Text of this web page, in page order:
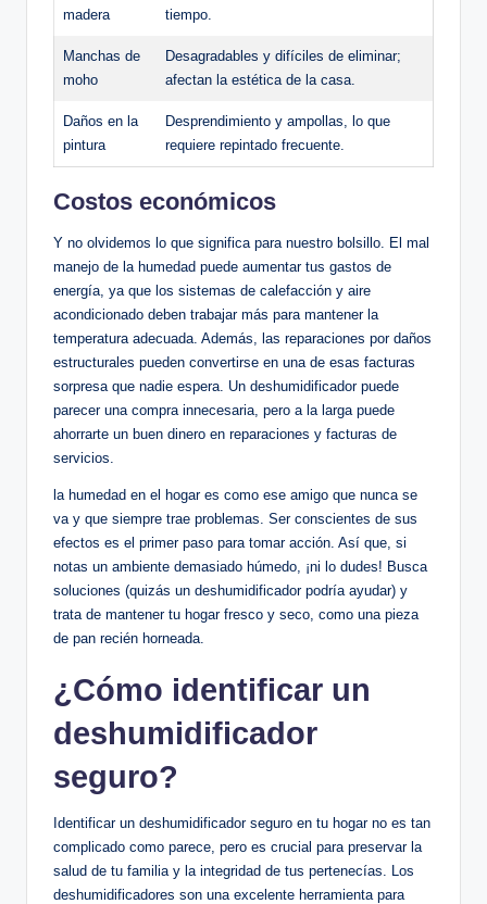
madera tiempo.
Manchas de
moho
Desagradables y difíciles de eliminar;
afectan ⁢la estética de la casa.
Daños en la
pintura
Desprendimiento ‍y ampollas, lo que
requiere⁤ repintado frecuente.
Costos económicos
Y no olvidemos lo ​que significa para nuestro bolsillo. El mal
manejo de la humedad ⁣puede aumentar tus gastos⁣ de
‌energía, ya que los sistemas de ​calefacción y aire
acondicionado‌ deben trabajar más para mantener la
temperatura adecuada. Además, ‍las reparaciones por ⁢daños
estructurales pueden convertirse en una de ⁢esas facturas⁢
sorpresa que nadie espera. Un deshumidificador puede
parecer​ una compra⁣ innecesaria, pero a ⁤la larga puede
ahorrarte un buen dinero en ⁢reparaciones y facturas de
servicios.
la⁢ humedad en el ⁣hogar es‍ como ese amigo que nunca ⁢se
va y que siempre trae problemas. Ser conscientes de sus
efectos es el primer paso para tomar acción. Así que, si
notas un ambiente demasiado húmedo, ¡ni ​lo ‌dudes! Busca
soluciones (quizás un deshumidificador podría ​ayudar) y
trata⁢ de mantener ⁣tu hogar fresco y seco, como una pieza
de pan recién horneada.
¿Cómo identificar‌ un
deshumidificador
seguro?
Identificar un ‌deshumidificador seguro en tu hogar no es tan
complicado como parece,​ pero es⁣ crucial para preservar la
salud de tu familia y la integridad ‍de tus pertenecías. ‍Los
deshumidificadores ​son una⁤ excelente herramienta para